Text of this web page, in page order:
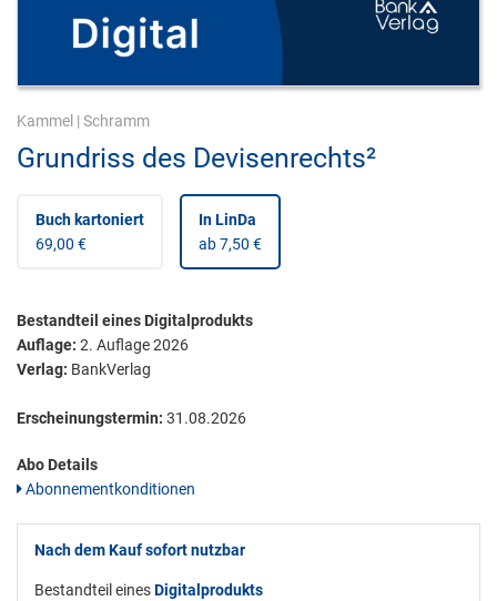
Kammel | Schramm
Grundriss des Devisenrechts²
Buch kartoniert
69,00 €
In LinDa
ab 7,50 €
Bestandteil eines Digitalprodukts
Auflage: 2. Auflage 2026
Verlag: BankVerlag
Erscheinungstermin: 31.08.2026
Abo Details
Abonnementkonditionen
Nach dem Kauf sofort nutzbar
Bestandteil einesDigitalprodukts